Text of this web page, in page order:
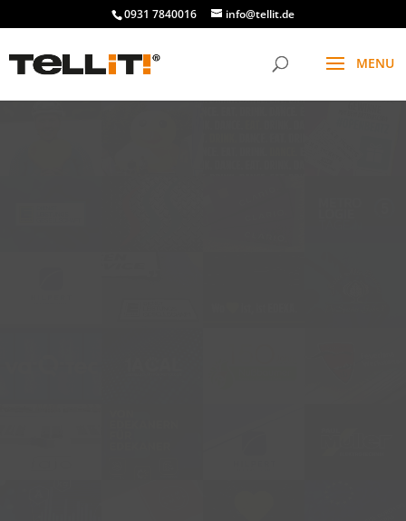
0931 7840016 info@tellit.de